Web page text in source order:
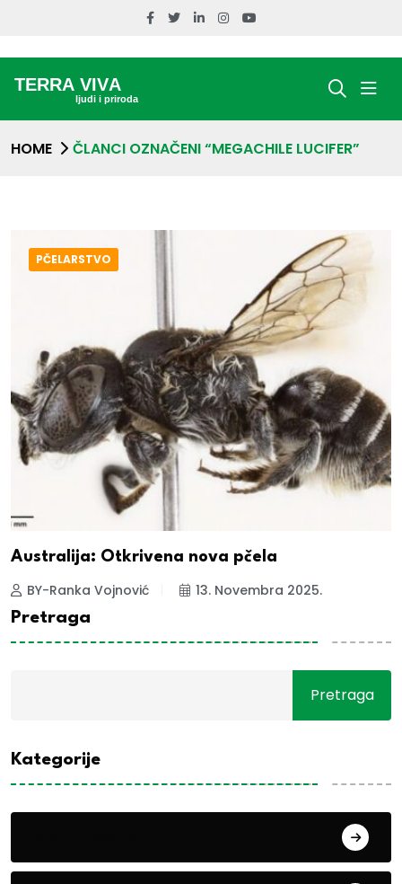
HOME ČLANCI OZNAČENI “MEGACHILE LUCIFER”
PČELARSTVO
Australija: Otkrivena nova pčela
BY-Ranka Vojnović
13. Novembra 2025.
Pretraga
Pretraga
Kategorije